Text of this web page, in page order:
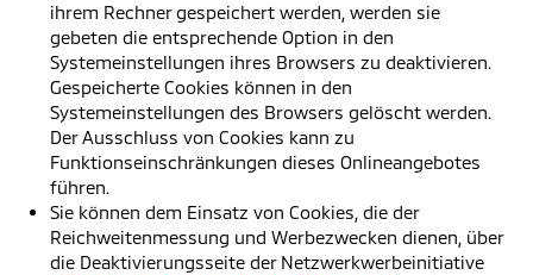
ihrem Rechner gespeichert werden, werden sie
gebeten die entsprechende Option in den
Systemeinstellungen ihres Browsers zu deaktivieren.
Gespeicherte Cookies können in den
Systemeinstellungen des Browsers gelöscht werden.
Der Ausschluss von Cookies kann zu
Funktionseinschränkungen dieses Onlineangebotes
führen.
Sie können dem Einsatz von Cookies, die der
Reichweitenmessung und Werbezwecken dienen, über
die Deaktivierungsseite der Netzwerkwerbeinitiative